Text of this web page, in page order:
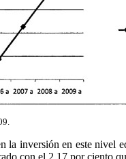
la inversión en este nivel